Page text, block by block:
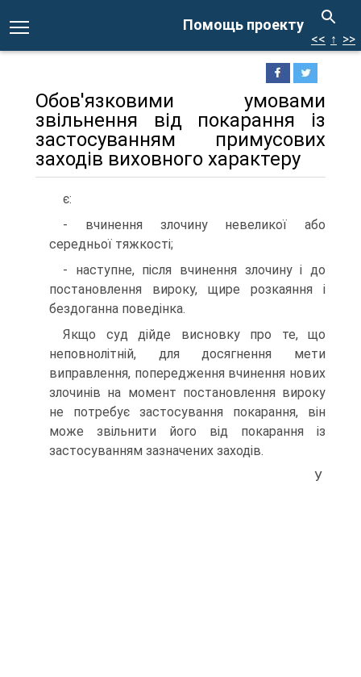
Помощь проекту
<< ↑ >>
Обов'язковими умовами
звільнення від покарання із
застосуванням примусових
заходів виховного характеру
є:
- вчинення злочину невеликої або
середньої тяжкості;
- наступне, після вчинення злочину і до
постановлення вироку, щире розкаяння і
бездоганна поведінка.
Якщо суд дійде висновку про те, що
неповнолітній, для досягнення мети
виправлення, попередження вчинення нових
злочинів на момент постановлення вироку
не потребує застосування покарання, він
може звільнити його від покарання із
застосуванням зазначених заходів.
У